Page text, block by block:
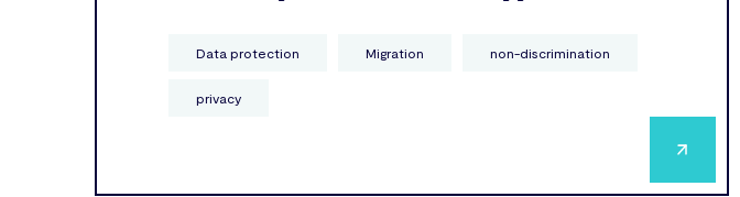
Data protection Migration non-discrimination
privacy